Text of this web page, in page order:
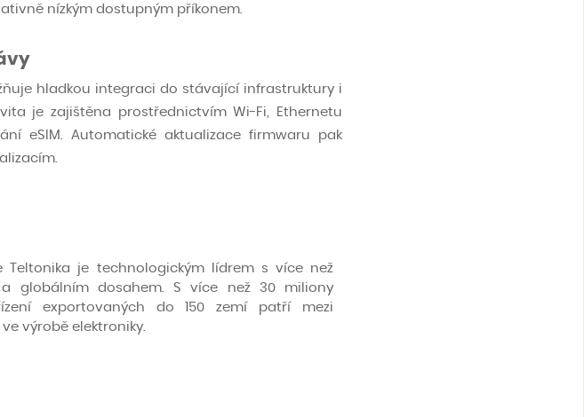
nízkým dostupným příkonem.
hladkou integraci do stávající infrastruktury i
je zajištěna prostřednictvím Wi-Fi, Ethernetu
eSIM. Automatické aktualizace firmwaru pak
Teltonika je technologickým lídrem s více než
globálním dosahem. S více než 30 miliony
exportovaných do 150 zemí patří mezi
výrobě elektroniky.